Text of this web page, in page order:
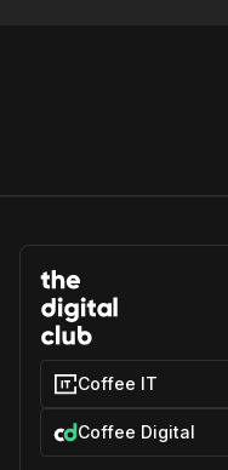
Coffee IT
Coffee Digital